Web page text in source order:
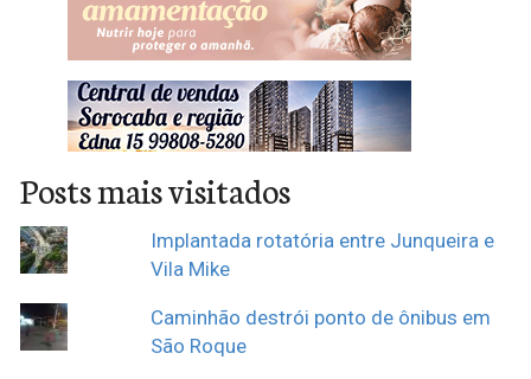
Posts mais visitados
Implantada rotatória entre Junqueira e
Vila Mike
Caminhão destrói ponto de ônibus em
São Roque